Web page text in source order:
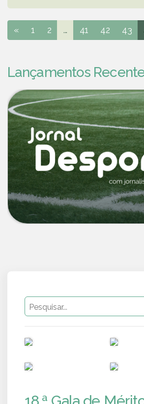
« 1 2 ... 41 42 43
Lançamentos